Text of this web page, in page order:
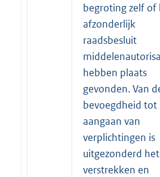
begroting zelf of
afzonderlijk
raadsbesluit
hebben plaats
gevonden. Van
bevoegdheid tot
aangaan van
verplichtingen is
uitgezonderd het
verstrekken en